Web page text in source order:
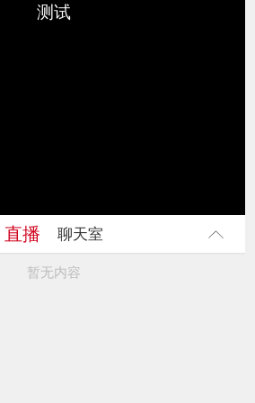
测试
直播 聊天室
暂无内容